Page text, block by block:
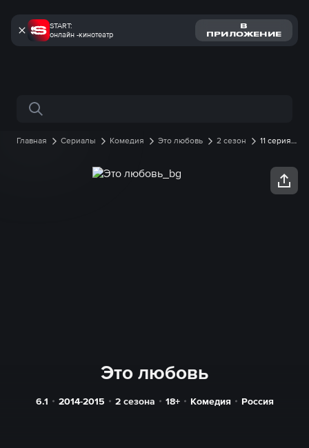
START:
онлайн -кинотеатр
В
ПРИЛОЖЕНИЕ
Поиск по сайту
Главная Сериалы Комедия Это любовь 2 сезон
11 серия
Это любовь
6.1 2014-2015 2 сезона 18+ Комедия Россия